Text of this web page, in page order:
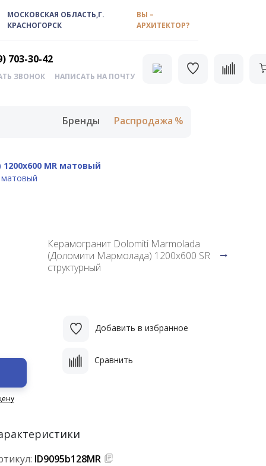
МОСКОВСКАЯ ОБЛАСТЬ,Г.
КРАСНОГОРСК
ВЫ –
АРХИТЕКТОР?
703-30-42
ЗВОНОК НАПИСАТЬ НА ПОЧТУ
Бренды Распродажа
MR матовый
Керамогранит Dolomiti Marmolada
(Доломити Мармолада) 1200х600 SR
структурный
Добавить в избранное
Сравнить
ID9095b128MR